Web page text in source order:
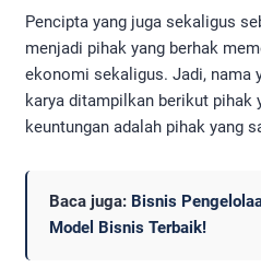
Pencipta yang juga sekaligus
menjadi pihak yang berhak
ekonomi sekaligus. Jadi, nama
karya ditampilkan berikut pihak
keuntungan adalah pihak yang
Baca juga: Bisnis
Model Bisnis Terbaik!